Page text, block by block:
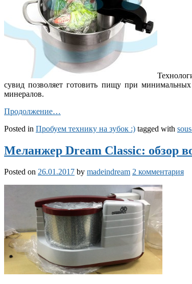
сувид позволяет готовить пищу при
минералов.
Продолжение…
Posted in Пробуем технику на зубок :) tagged with
Меланжер Dream Classic: обзор
Posted on 26.01.2017 by madeindream 2 комментария